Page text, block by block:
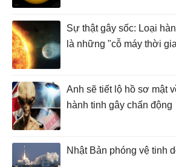
Sự thật gây sốc: Loại
là những "cỗ máy thời
Anh sẽ tiết lộ hồ sơ mật
hành tinh gây chấn động
Nhật Bản phóng vệ tinh